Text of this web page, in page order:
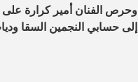
وحرص الفنان أمير كرارة على
إلى حسابي النجمين السقا